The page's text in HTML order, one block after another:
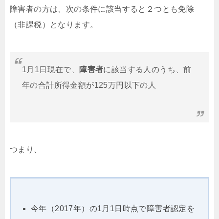
障害者の方は、次の条件に該当すると２つとも免除
（非課税）となります。
1月1日現在で、 障害者に該当する人のうち、前
年の合計所得金額が125万円以下の人
つまり、
今年（2017年）の1月1日時点で障害者認定を